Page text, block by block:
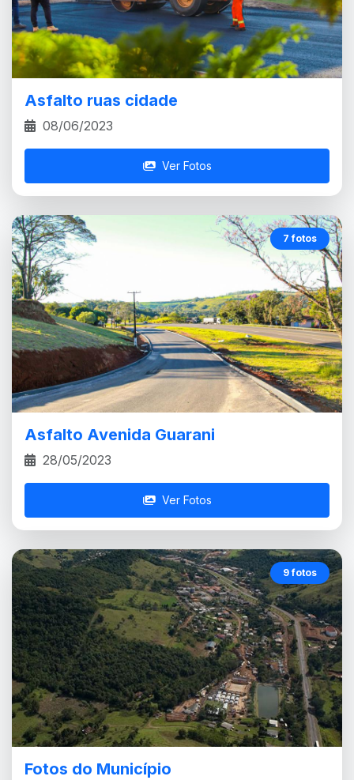
Asfalto ruas cidade
08/06/2023
Ver Fotos
7 fotos
Asfalto Avenida Guarani
28/05/2023
Ver Fotos
9 fotos
Fotos do Município